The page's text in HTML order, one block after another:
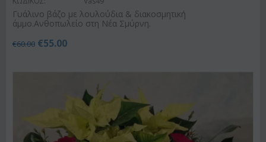
Γυάλινο βάζο με λουλούδια & διακοσμητική
άμμο.Ανθοπωλείο στη Νέα Σμύρνη.
€60.00 €55.00